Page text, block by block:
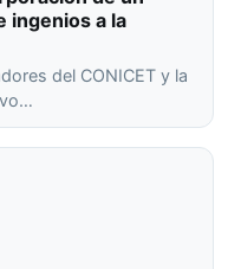
ingenios a la
del CONICET y la